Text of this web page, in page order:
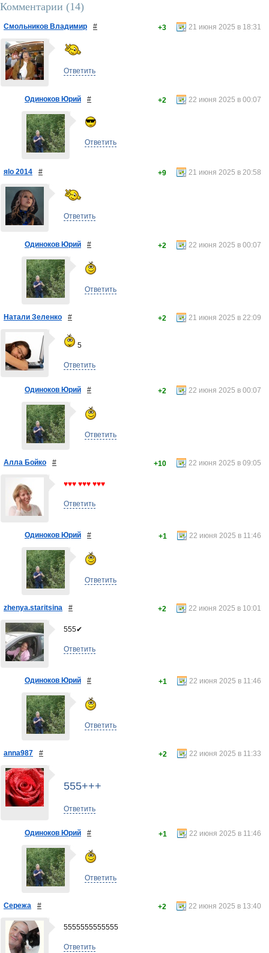
Комментарии (14)
Смольников Владимир # 21 июня 2025 в 18:31
+3
Ответить
Одиноков Юрий # 22 июня 2025 в 00:07
+2
Ответить
яlo 2014 # 21 июня 2025 в 20:58
+9
Ответить
Одиноков Юрий # 22 июня 2025 в 00:07
+2
Ответить
Натали Зеленко # 21 июня 2025 в 22:09
+2
5
Ответить
Одиноков Юрий # 22 июня 2025 в 00:07
+2
Ответить
Алла Бойко # 22 июня 2025 в 09:05
+10
♥♥♥ ♥♥♥ ♥♥♥
Ответить
Одиноков Юрий # 22 июня 2025 в 11:46
+1
Ответить
zhenya.staritsina # 22 июня 2025 в 10:01
+2
555✔
Ответить
Одиноков Юрий # 22 июня 2025 в 11:46
+1
Ответить
anna987 # 22 июня 2025 в 11:33
+2
555+++
Ответить
Одиноков Юрий # 22 июня 2025 в 11:46
+1
Ответить
Сережа # 22 июня 2025 в 13:40
+2
5555555555555
Ответить